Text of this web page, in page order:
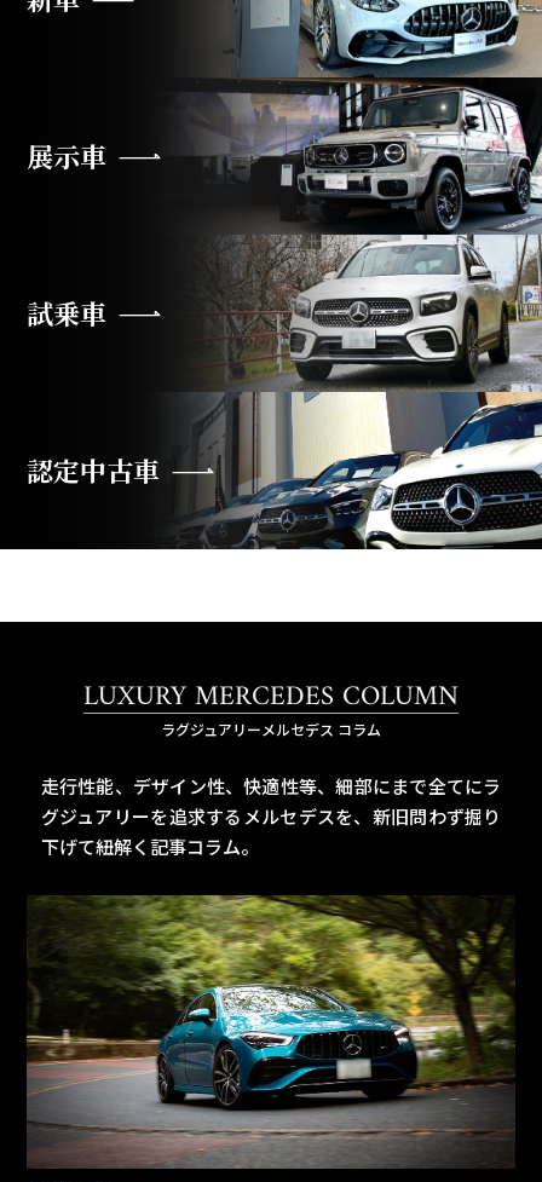
展示車
試乗車
認定中古車
LUXURY MERCEDES COLUMN
ラグジュアリーメルセデス コラム
走行性能、デザイン性、快適性等、細部にまで全てにラ
グジュアリーを追求するメルセデスを、 新旧問わず掘り
下げて紐解く記事コラム。